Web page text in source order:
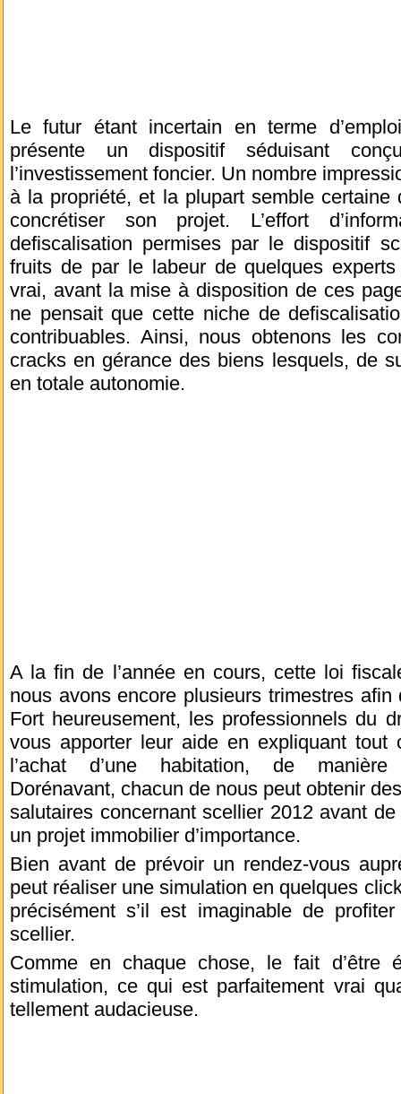
Le futur étant incertain en terme
présente un dispositif séduisant
l’investissement foncier. Un nombre
à la propriété, et la plupart semble
concrétiser son projet. L’effort
defiscalisation permises par le dispositif
fruits de par le labeur de quelques
vrai, avant la mise à disposition de ces
ne pensait que cette niche de
contribuables. Ainsi, nous obtenons les
cracks en gérance des biens lesquels, de
en totale autonomie.
A la fin de l’année en cours, cette loi
nous avons encore plusieurs trimestres
Fort heureusement, les professionnels du
vous apporter leur aide en expliquant tout
l’achat d’une habitation, de manière
Dorénavant, chacun de nous peut obtenir
salutaires concernant scellier 2012 avant
un projet immobilier d’importance.
Bien avant de prévoir un rendez-vous
peut réaliser une simulation en quelques
précisément s’il est imaginable de
scellier.
Comme en chaque chose, le fait d’être
stimulation, ce qui est parfaitement vrai
tellement audacieuse.